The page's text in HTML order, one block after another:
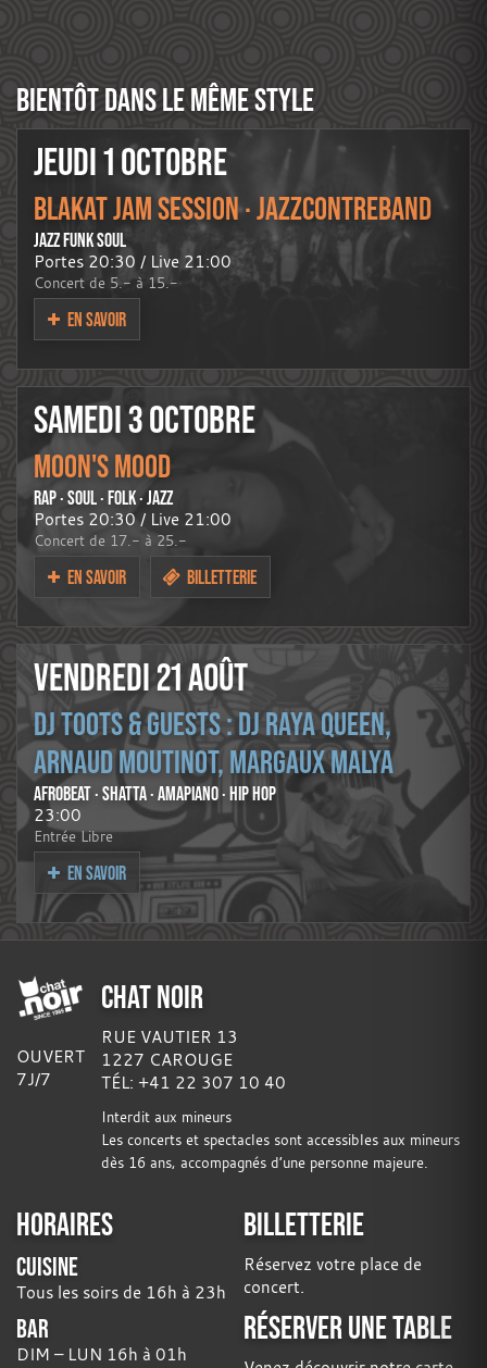
BIENTÔT DANS LE MÊME STYLE
JEUDI 1 OCTOBRE
BLAKAT JAM SESSION · JAZZCONTREBAND
JAZZ FUNK SOUL
Portes 20:30 / Live 21:00
Concert de 5.- à 15.-
EN SAVOIR
SAMEDI 3 OCTOBRE
MOON'S MOOD
RAP · SOUL · FOLK · JAZZ
Portes 20:30 / Live 21:00
Concert de 17.- à 25.-
EN SAVOIR BILLETTERIE
VENDREDI 21 AOÛT
DJ TOOTS & GUESTS : DJ RAYA QUEEN,
ARNAUD MOUTINOT, MARGAUX MALYA
AFROBEAT · SHATTA · AMAPIANO · HIP HOP
23:00
Entrée Libre
EN SAVOIR
OUVERT
7J/7
CHAT NOIR
RUE VAUTIER 13
1227 CAROUGE
TÉL: +41 22 307 10 40
Interdit aux mineurs
Les concerts et spectacles sont accessibles aux mineurs
dès 16 ans, accompagnés d’une personne majeure.
HORAIRES
CUISINE
Tous les soirs de 16h à 23h
BAR
DIM – LUN 16h à 01h
BILLETTERIE
Réservez votre place de
concert.
RÉSERVER UNE TABLE